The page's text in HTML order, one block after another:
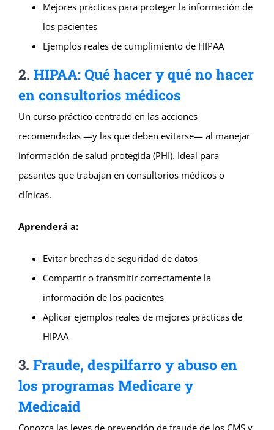
Mejores prácticas para proteger la información de
los pacientes
Ejemplos reales de cumplimiento de HIPAA
2. HIPAA: Qué hacer y qué no hacer
en consultorios médicos
Un curso práctico centrado en las acciones
recomendadas —y las que deben evitarse— al manejar
información de salud protegida (PHI). Ideal para
pasantes que trabajan en consultorios médicos o
clínicas.
Aprenderá a:
Evitar brechas de seguridad de datos
Compartir o transmitir correctamente la
información de los pacientes
Aplicar ejemplos reales de mejores prácticas de
HIPAA
3. Fraude, despilfarro y abuso en
los programas Medicare y
Medicaid